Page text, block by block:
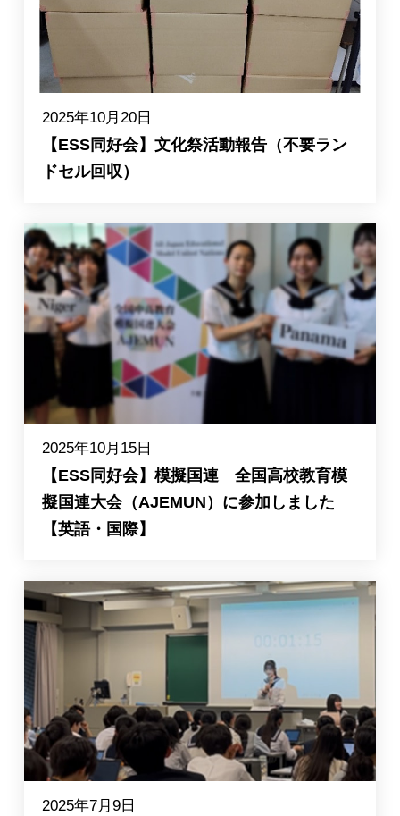
2025年10月20日
【ESS同好会】文化祭活動報告（不要ラン
ドセル回収）
2025年10月15日
【ESS同好会】模擬国連 全国高校教育模
擬国連大会（AJEMUN）に参加しました
【英語・国際】
2025年7月9日